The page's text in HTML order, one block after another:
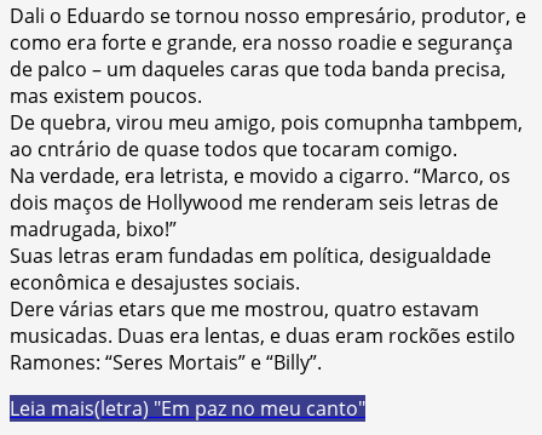
Dali o Eduardo se tornou nosso empresário, produtor, e
como era forte e grande, era nosso roadie e segurança
de palco – um daqueles caras que toda banda precisa,
mas existem poucos.
De quebra, virou meu amigo, pois comupnha tambpem,
ao cntrário de quase todos que tocaram comigo.
Na verdade, era letrista, e movido a cigarro. “Marco, os
dois maços de Hollywood me renderam seis letras de
madrugada, bixo!”
Suas letras eram fundadas em política, desigualdade
econômica e desajustes sociais.
Dere várias etars que me mostrou, quatro estavam
musicadas. Duas era lentas, e duas eram rockões estilo
Ramones: “Seres Mortais” e “Billy”.
Leia mais(letra) "Em paz no meu canto"